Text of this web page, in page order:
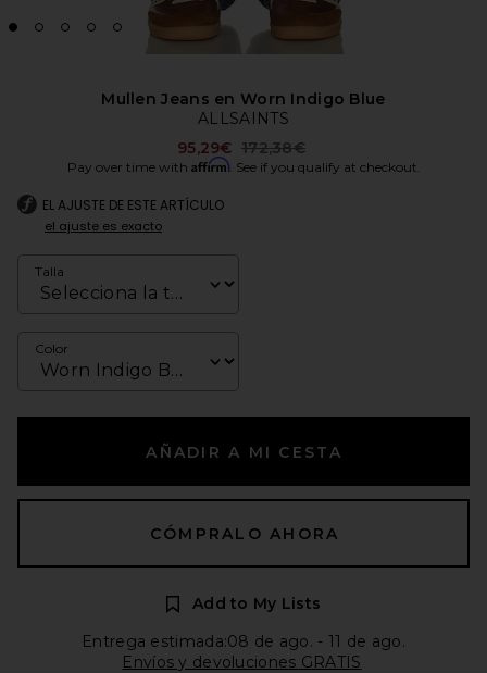
Mullen Jeans en Worn Indigo Blue
ALLSAINTS
95,29€ Previous price:
172,38€
Pay over time with Affirm. See if you qualify at checkout.
EL AJUSTE DE ESTE ARTÍCULO
el ajuste es exacto
Talla
Color
AÑADIR A MI CESTA
CÓMPRALO AHORA
Add to My Lists
Entrega estimada:08 de ago. - 11 de ago.
Envíos y devoluciones GRATIS